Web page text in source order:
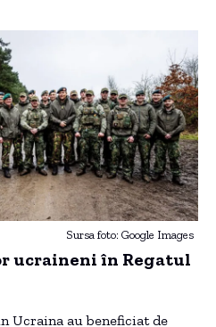
Sursa foto: Google Images
ucraineni în Regatul
Ucraina au beneficiat de